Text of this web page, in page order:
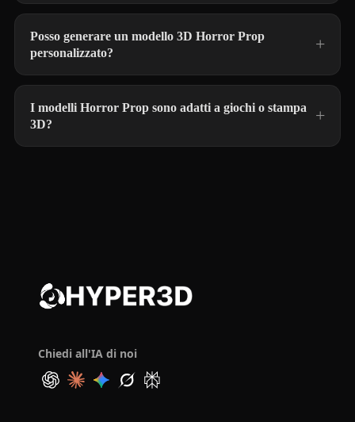
Posso generare un modello 3D Horror Prop
personalizzato?
I modelli Horror Prop sono adatti a giochi o stampa
3D?
Chiedi all'IA di noi